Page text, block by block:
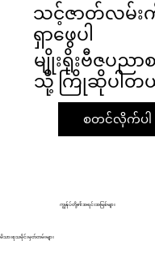
သင့်ဇာတ်လမ်း
ရှာဖွေပါ
မျိုးရိုးဗီဇပညာ
သို့ ကြိုဆိုပါတ
စတင်လိုက်ပါ
ကျွန်ုပ်တို့၏ အရင်းအမြစ်များ
မိသားစုသမိုင်းမှတ်တမ်းများ